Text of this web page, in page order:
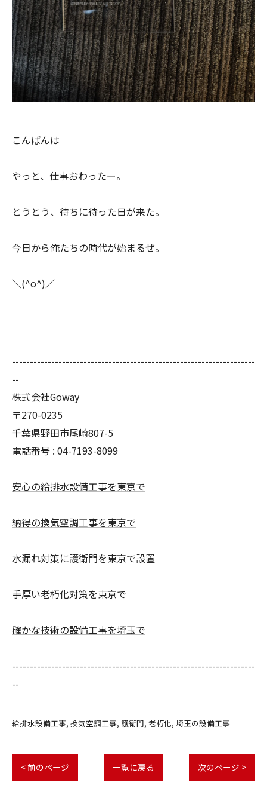
こんばんは
やっと、仕事おわったー。
とうとう、待ちに待った日が来た。
今日から俺たちの時代が始まるぜ。
＼(^o^)／
--------------------------------------------------------------------
--
株式会社Goway
〒270-0235
千葉県野田市尾崎807-5
電話番号 : 04-7193-8099
安心の給排水設備工事を東京で
納得の換気空調工事を東京で
水漏れ対策に護衛門を東京で設置
手厚い老朽化対策を東京で
確かな技術の設備工事を埼玉で
--------------------------------------------------------------------
--
給排水設備工事 換気空調工事 護衛門 老朽化 埼玉の設備工事
< 前のページ 一覧に戻る 次のページ >